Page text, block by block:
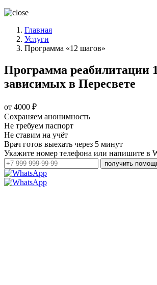
Главная
Услуги
Программа «12 шагов»
Программа реабилитации
зависимых в Пересвете
от 4000 ₽
Сохраняем анонимность
Не требуем паспорт
Не ставим на учёт
Врач готов выехать через 5 минут
Укажите номер телефона или напишите в
получить